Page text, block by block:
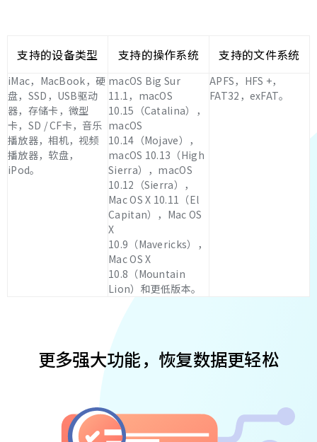
支持的设备类型 支持的操作系统 支持的文件系统
iMac，MacBook，硬
盘，SSD，USB驱动
器，存储卡，微型
卡，SD / CF卡，音乐
播放器，相机，视频
播放器，软盘，
iPod。
macOS Big Sur
11.1，macOS
10.15（Catalina），
macOS
10.14（Mojave），
macOS 10.13（High
Sierra），macOS
10.12（Sierra），
Mac OS X 10.11（El
Capitan），Mac OS
X
10.9（Mavericks），
Mac OS X
10.8（Mountain
Lion）和更低版本。
APFS，HFS +，
FAT32，exFAT。
更多强大功能，恢复数据更轻松